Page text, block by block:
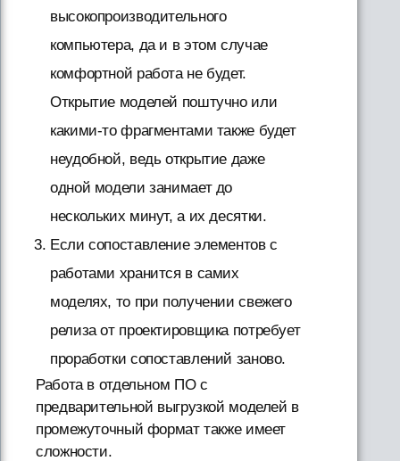
высокопроизводительного
компьютера, да и в этом случае
комфортной работа не будет.
Открытие моделей поштучно или
какими-то фрагментами также будет
неудобной, ведь открытие даже
одной модели занимает до
нескольких минут, а их десятки.
Если сопоставление элементов с
работами хранится в самих
моделях, то при получении свежего
релиза от проектировщика потребует
проработки сопоставлений заново.
Работа в отдельном ПО с
предварительной выгрузкой моделей в
промежуточный формат также имеет
сложности.